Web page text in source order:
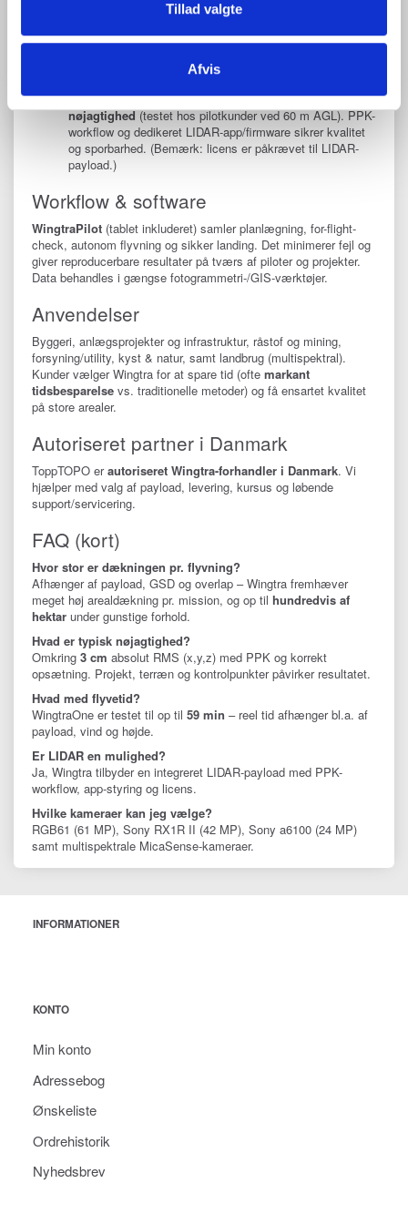
Tillad valgte
Afvis
(Understøttede payloads og flyvetidsvariationer fremgår af
Wingtras tekniske specifikationer).
punktsky-produktion med høj tæthed ogca. 3 cm vertikal
nøjagtighed(testet hos pilotkunder ved 60 m AGL). PPK-
workflow og dedikeret LIDAR-app/firmware sikrer kvalitet
og sporbarhed. (Bemærk: licens er påkrævet til LIDAR-
payload.)
Workflow & software
WingtraPilot (tablet inkluderet) samler planlægning, for-flight-
check, autonom flyvning og sikker landing. Det minimerer fejl og
giver reproducerbare resultater på tværs af piloter og projekter.
Data behandles i gængse fotogrammetri-/GIS-værktøjer.
Anvendelser
Byggeri, anlægsprojekter og infrastruktur, råstof og mining,
forsyning/utility, kyst & natur, samt landbrug (multispektral).
Kunder vælger Wingtra for at spare tid (ofte markant
tidsbesparelse vs. traditionelle metoder) og få ensartet kvalitet
på store arealer.
Autoriseret partner i Danmark
ToppTOPO erautoriseret Wingtra-forhandler i Danmark. Vi
hjælper med valg af payload, levering, kursus og løbende
support/servicering.
FAQ (kort)
Hvor stor er dækningen pr. flyvning?
Afhænger af payload, GSD og overlap – Wingtra fremhæver
meget høj arealdækning pr. mission, og op til hundredvis af
hektar under gunstige forhold.
Hvad er typisk nøjagtighed?
Omkring 3 cm absolut RMS (x,y,z) med PPK og korrekt
opsætning. Projekt, terræn og kontrolpunkter påvirker resultatet.
Hvad med flyvetid?
WingtraOne er testet til op til 59 min – reel tid afhænger bl.a. af
payload, vind og højde.
Er LIDAR en mulighed?
Ja, Wingtra tilbyder en integreret LIDAR-payload med PPK-
workflow, app-styring og licens.
Hvilke kameraer kan jeg vælge?
RGB61 (61 MP), Sony RX1R II (42 MP), Sony a6100 (24 MP)
samt multispektrale MicaSense-kameraer.
INFORMATIONER
KONTO
Min konto
Adressebog
Ønskeliste
Ordrehistorik
Nyhedsbrev